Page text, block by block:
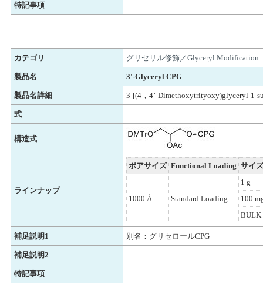
特記事項
カテゴリ グリセリル修飾／Glyceryl Modification
製品名 3'-Glyceryl CPG
製品名詳細 3-[(4，4’-Dimethoxytrityoxy)glyceryl-1-
式
構造式
ラインナップ
ポアサイズ Functional Loading サイズ
1000 Å Standard Loading
1 g
100
BULK
補足説明1 別名：グリセロールCPG
補足説明2
特記事項